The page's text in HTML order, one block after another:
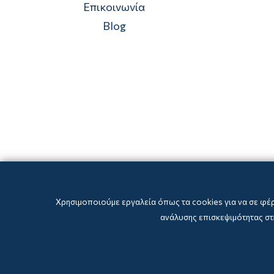
Επικοινωνία
Blog
Χρησιμοποιούμε εργαλεία όπως τα cookies για να σε
ανάλυσης επισκεψιμότητας